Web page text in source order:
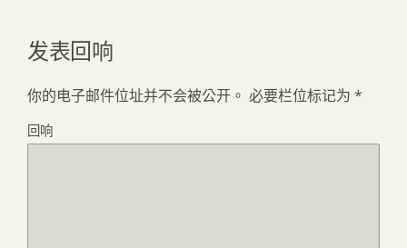
发表回响
你的电子邮件位址并不会被公开。 必要栏位标记为 *
回响